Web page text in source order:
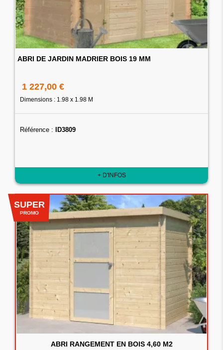
ABRI DE JARDIN MADRIER BOIS 19 MM
1 227,00 €
Dimensions : 1.98 x 1.98 M
Référence : ID3809
+ D'INFOS
SUPER
PROMO
ABRI RANGEMENT EN BOIS 4,60 M2